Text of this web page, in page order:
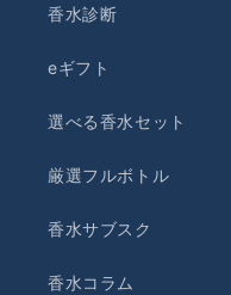
香水診断
eギフト
選べる香水セット
厳選フルボトル
香水サブスク
香水コラム